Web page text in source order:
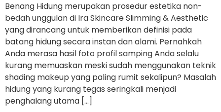
Benang Hidung merupakan prosedur estetika non-
bedah unggulan di Ira Skincare Slimming & Aesthetic
yang dirancang untuk memberikan definisi pada
batang hidung secara instan dan alami. Pernahkah
Anda merasa hasil foto profil samping Anda selalu
kurang memuaskan meski sudah menggunakan teknik
shading makeup yang paling rumit sekalipun? Masalah
hidung yang kurang tegas seringkali menjadi
penghalang utama […]